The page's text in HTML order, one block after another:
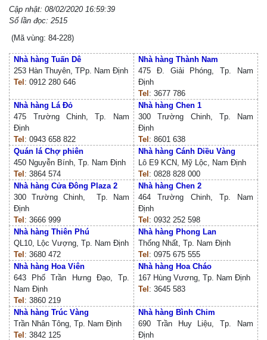
Cập nhật: 08/02/2020 16:59:39
Số lần đọc: 2515
(Mã vùng: 84-228)
Nhà hàng Tuấn Dê
253 Hàn Thuyên, TPp. Nam Định
Tel : 0912 280 646
Nhà hàng Thành Nam
475 Đ. Giải Phóng, Tp. Nam
Định
Tel : 3677 786
Nhà hàng Lá Đỏ
475 Trường Chinh, Tp. Nam
Định
Tel : 0943 658 822
Nhà hàng Chen 1
300 Trường Chinh, Tp. Nam
Định
Tel : 8601 638
Quán lá Chợ phiên
450 Nguyễn Bính, Tp. Nam Định
Tel : 3864 574
Nhà hàng Cánh Diều Vàng
Lô E9 KCN, Mỹ Lộc, Nam Định
Tel : 0828 828 000
Nhà hàng Cửa Đông Plaza 2
300 Trường Chinh, Tp. Nam
Định
Tel : 3666 999
Nhà hàng Chen 2
464 Trường Chinh, Tp. Nam
Định
Tel : 0932 252 598
Nhà hàng Thiên Phú
QL10, Lộc Vượng, Tp. Nam Định
Tel : 3680 472
Nhà hàng Phong Lan
Thống Nhất, Tp. Nam Định
Tel : 0975 675 555
Nhà hàng Hoa Viên
643 Phố Trần Hưng Đạo, Tp.
Nam Định
Tel : 3860 219
Nhà hàng Hoa Cháo
167 Hùng Vương, Tp. Nam Định
Tel : 3645 583
Nhà hàng Trúc Vàng
Trần Nhân Tông, Tp. Nam Định
Tel : 3842 125
Nhà hàng Bình Chim
690 Trần Huy Liệu, Tp. Nam
Định